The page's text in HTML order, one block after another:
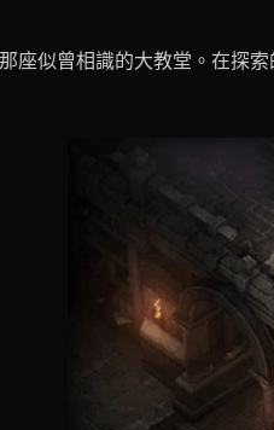
座似曾相識的大教堂。在探